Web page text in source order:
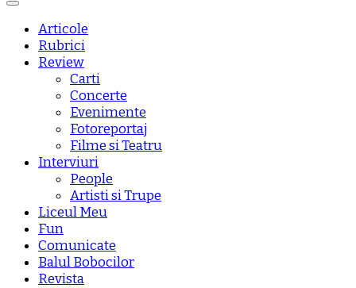
Articole
Rubrici
Review
Carti
Concerte
Evenimente
Fotoreportaj
Filme si Teatru
Interviuri
People
Artisti si Trupe
Liceul Meu
Fun
Comunicate
Balul Bobocilor
Revista